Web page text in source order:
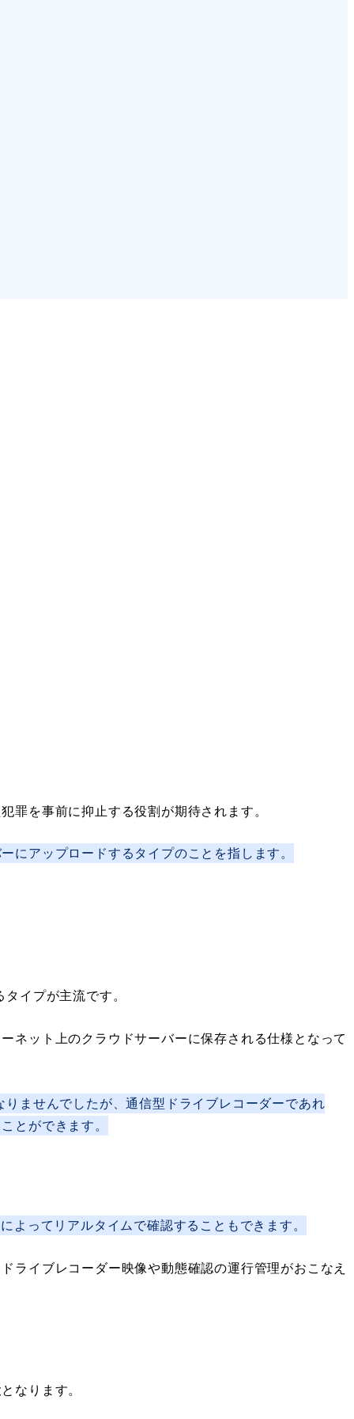
罪を事前に抑止する役割が期待されます。
にアップロードするタイプのことを指します。
イプが主流です。
ネット上のクラウドサーバーに保存される仕様となって
ませんでしたが、通信型ドライブレコーダーであれ
とができます。
よってリアルタイムで確認することもできます。
ライブレコーダー映像や動態確認の運行管理がおこなえ
なります。